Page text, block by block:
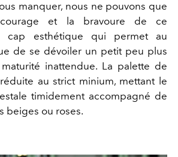
manquer, nous ne pouvons que
et la bravoure de ce
cap esthétique qui permet au
de se dévoiler un petit peu plus
inattendue. La palette de
au strict minium, mettant le
timidement accompagné de
beiges ou roses.